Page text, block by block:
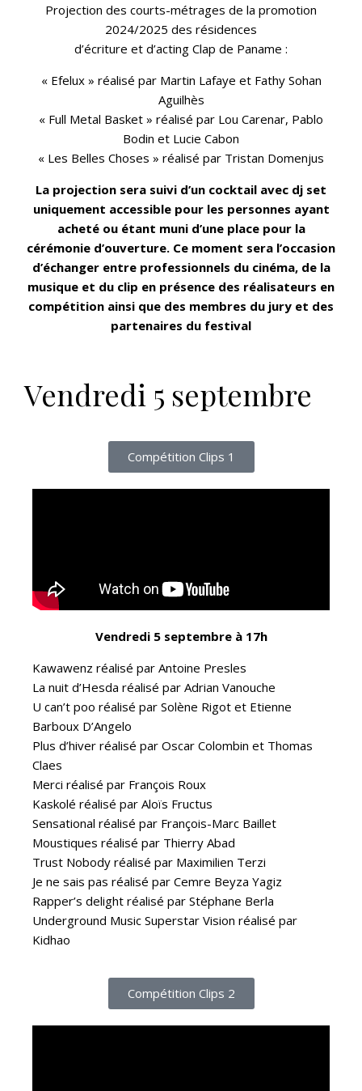
Projection des courts-métrages de la promotion
2024/2025 des résidences
d’écriture et d’acting Clap de Paname :
« Efelux » réalisé par Martin Lafaye et Fathy Sohan
Aguilhès
« Full Metal Basket » réalisé par Lou Carenar, Pablo
Bodin et Lucie Cabon
« Les Belles Choses » réalisé par Tristan Domenjus
La projection sera suivi d’un cocktail avec dj set
uniquement accessible pour les personnes ayant
acheté ou étant muni d’une place pour la
cérémonie d’ouverture. Ce moment sera l’occasion
d’échanger entre professionnels du cinéma, de la
musique et du clip en présence des réalisateurs en
compétition ainsi que des membres du jury et des
partenaires du festival
Vendredi 5 septembre
Compétition Clips 1
Vendredi 5 septembre à 17h
Kawawenz réalisé par Antoine Presles
La nuit d’Hesda réalisé par Adrian Vanouche
U can’t poo réalisé par Solène Rigot et Etienne
Barboux D’Angelo
Plus d’hiver réalisé par Oscar Colombin et Thomas
Claes
Merci réalisé par François Roux
Kaskolé réalisé par Aloïs Fructus
Sensational réalisé par François-Marc Baillet
Moustiques réalisé par Thierry Abad
Trust Nobody réalisé par Maximilien Terzi
Je ne sais pas réalisé par Cemre Beyza Yagiz
Rapper’s delight réalisé par Stéphane Berla
Underground Music Superstar Vision réalisé par
Kidhao
Compétition Clips 2